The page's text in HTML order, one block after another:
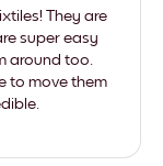
They are
super easy
around too.
to move them